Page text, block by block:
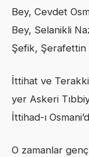
Bey, Cevdet
Bey, Selanikli
Şefik, Şerafettin
İttihat ve Terakki
yer Askeri
İttihad-ı
O zamanlar